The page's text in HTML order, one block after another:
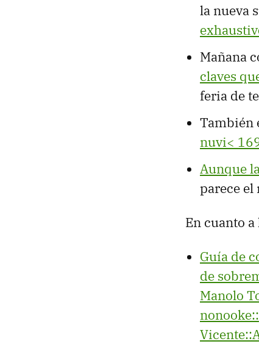
la nueva
Mañana
claves
feria de
También
nuvi<
Aunque
parece
En cuanto a
Guía de
de
Manolo
nonooke::